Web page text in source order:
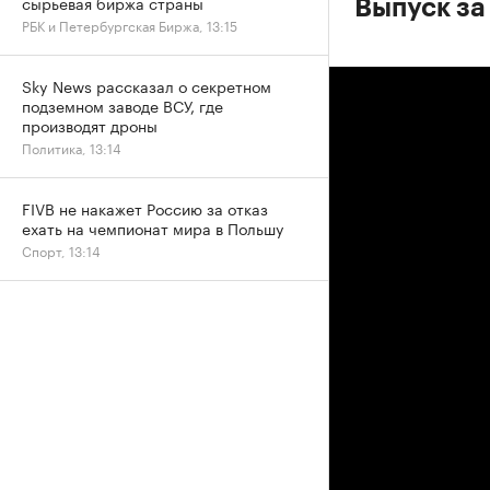
Выпуск
РБК и Петербургская Биржа, 13:15
Sky News рассказал о секретном
подземном заводе ВСУ, где
производят дроны
Политика, 13:14
FIVB не накажет Россию за отказ
ехать на чемпионат мира в Польшу
Спорт, 13:14